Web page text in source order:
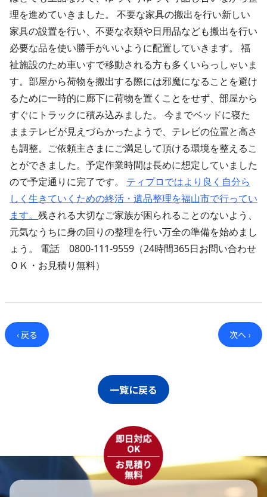
理を進めていきました。 不要な家具の搬出を行い新しい
家具の設置を行い、不要な衣類や日用品なども搬出を行い
必要な品を使い勝手がいいように配置していきます。 福
祉施設のため車いすで移動される方も多くいらっしゃいま
す。部屋から荷物を搬出する際には邪魔になることを避け
るために一時的に廊下に荷物を置くことをせず、部屋から
すぐにトラックに積み込みました。 今までベッドに寝た
ままテレビが見えづらかったようで、テレビの位置と高さ
も調整。ご依頼主さまにご満足して頂ける環境を整えるこ
とができました。予定作業時間は長めに想定していました
ので予定通りに完了です。 ティプロではより良く自分ら
しく生きていくための終活・遺品整理を福山市で行ってい
ます。 残される大切なご家族が困られることのないよう、
元気なうちに身の回りの整理を行い万全の準備を始めまし
ょう。 電話 0800-111-9559（24時間365日お問い合わせ
ＯＫ・お見積り無料）
‹ 戻る 次へ ›
一覧に戻る